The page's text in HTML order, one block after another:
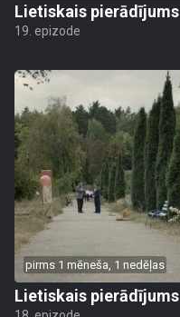
Lietiskais pierādījums
19. epizode
pirms 1 mēneša, 1 nedēļas
Lietiskais pierādījums